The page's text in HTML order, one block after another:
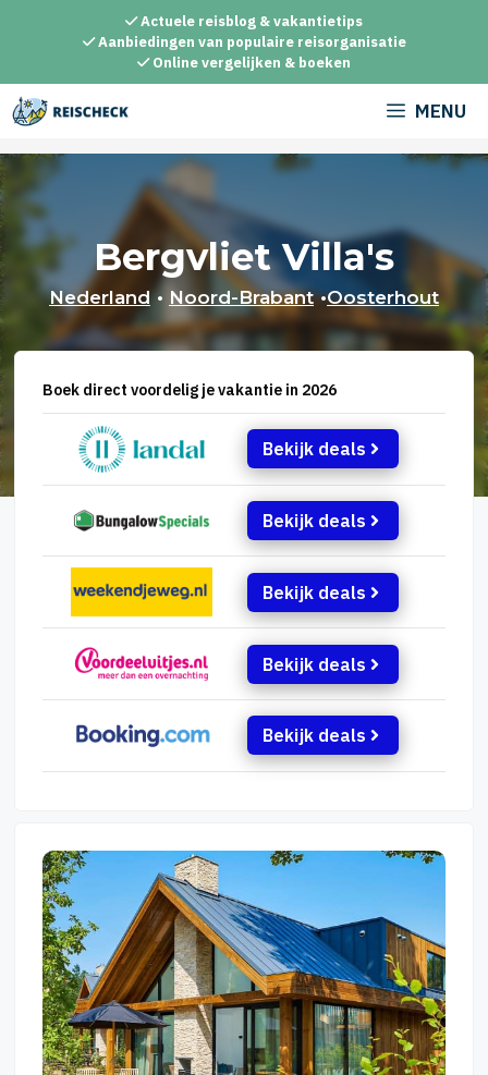
inhoud
Actuele reisblog & vakantietips
Aanbiedingen van populaire reisorganisatie
Online vergelijken & boeken
MENU
Bergvliet Villa's
Nederland • Noord-Brabant •Oosterhout
Boek direct voordelig je vakantie in 2026
Bekijk deals
Bekijk deals
Bekijk deals
Bekijk deals
Bekijk deals